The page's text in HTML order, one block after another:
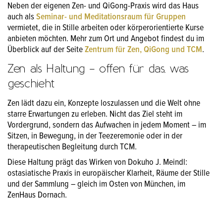
Neben der eigenen Zen- und QiGong-Praxis wird das Haus
auch alsSeminar- und Meditationsraum für Gruppen
vermietet, die in Stille arbeiten oder körperorientierte Kurse
anbieten möchten. Mehr zum Ort und Angebot findest du im
Überblick auf der SeiteZentrum für Zen, QiGong und TCM.
Zen als Haltung – offen für das, was
geschieht
Zen lädt dazu ein, Konzepte loszulassen und die Welt ohne
starre Erwartungen zu erleben. Nicht das Ziel steht im
Vordergrund, sondern das Aufwachen in jedem Moment – im
Sitzen, in Bewegung, in der Teezeremonie oder in der
therapeutischen Begleitung durch TCM.
Diese Haltung prägt das Wirken von Dokuho J. Meindl:
ostasiatische Praxis in europäischer Klarheit, Räume der Stille
und der Sammlung – gleich im Osten von München, im
ZenHaus Dornach.